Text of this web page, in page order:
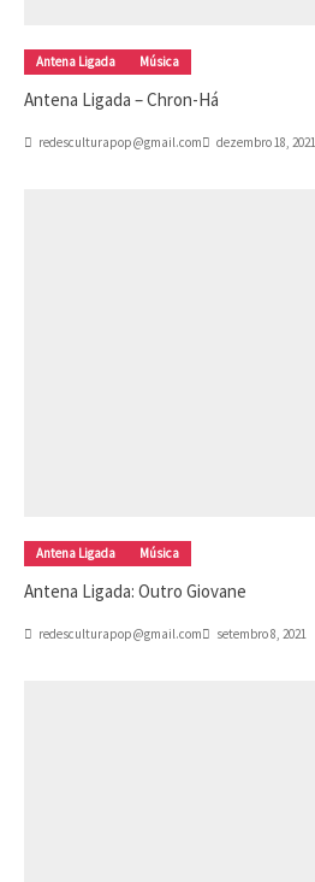
Antena Ligada Música
Antena Ligada – Chron-Há
redesculturapop@gmail.com dezembro 18, 2021
Antena Ligada Música
Antena Ligada: Outro Giovane
redesculturapop@gmail.com setembro 8, 2021